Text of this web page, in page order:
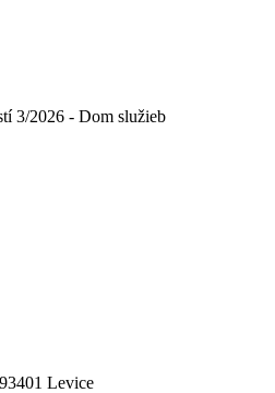
3/2026 - Dom služieb
Levice